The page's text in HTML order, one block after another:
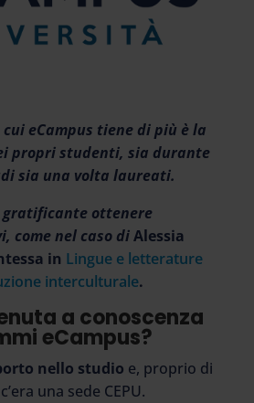
cui eCampus tiene di più è la
propri studenti, sia durante
sia una volta laureati.
gratificante ottenere
come nel caso diAlessia
in Lingue e letterature
interculturale.
a conoscenza
eCampus?
nello studio e, proprio di
una sede CEPU.